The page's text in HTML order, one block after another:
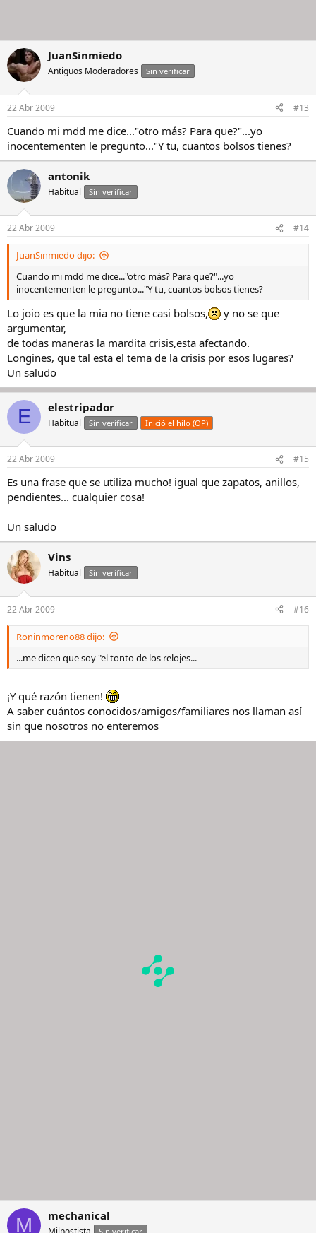
JuanSinmiedo
Antiguos Moderadores Sin verificar
22 Abr 2009 #13
Cuando mi mdd me dice..."otro más? Para que?"...yo
inocentementen le pregunto..."Y tu, cuantos bolsos tienes?
antonik
Habitual Sin verificar
22 Abr 2009 #14
JuanSinmiedo dijo:
Cuando mi mdd me dice..."otro más? Para que?"...yo
inocentementen le pregunto..."Y tu, cuantos bolsos tienes?
Lo joio es que la mia no tiene casi bolsos,
y no se que
argumentar,
de todas maneras la mardita crisis,esta afectando.
Longines, que tal esta el tema de la crisis por esos lugares?
Un saludo
E elestripador
Habitual Sin verificar Inició el hilo (OP)
22 Abr 2009 #15
Es una frase que se utiliza mucho! igual que zapatos, anillos,
pendientes... cualquier cosa!
Un saludo
Vins
Habitual Sin verificar
22 Abr 2009 #16
Roninmoreno88 dijo:
...me dicen que soy "el tonto de los relojes...
¡Y qué razón tienen!
A saber cuántos conocidos/amigos/familiares nos llaman así
sin que nosotros no enteremos
M mechanical